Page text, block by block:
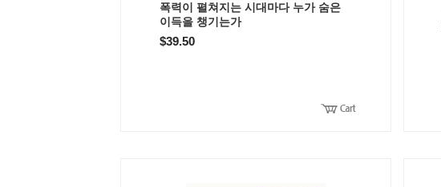
폭력이 펼쳐지는 시대마다 누가 숨은
이득을 챙기는가
$39.50